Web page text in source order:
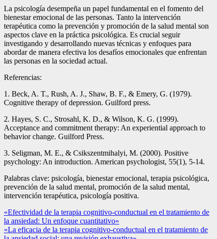
La psicología desempeña un papel fundamental en el fomento del
bienestar emocional de las personas. Tanto la intervención
terapéutica como la prevención y promoción de la salud mental son
aspectos clave en la práctica psicológica. Es crucial seguir
investigando y desarrollando nuevas técnicas y enfoques para
abordar de manera efectiva los desafíos emocionales que enfrentan
las personas en la sociedad actual.
Referencias:
1. Beck, A. T., Rush, A. J., Shaw, B. F., & Emery, G. (1979).
Cognitive therapy of depression. Guilford press.
2. Hayes, S. C., Strosahl, K. D., & Wilson, K. G. (1999).
Acceptance and commitment therapy: An experiential approach to
behavior change. Guilford Press.
3. Seligman, M. E., & Csikszentmihalyi, M. (2000). Positive
psychology: An introduction. American psychologist, 55(1), 5-14.
Palabras clave: psicología, bienestar emocional, terapia psicológica,
prevención de la salud mental, promoción de la salud mental,
intervención terapéutica, psicología positiva.
Navegación
de
«Efectividad de la terapia cognitivo-conductual en el tratamiento de
la ansiedad: Un enfoque cuantitativo»
«La eficacia de la terapia cognitivo-conductual en el tratamiento de